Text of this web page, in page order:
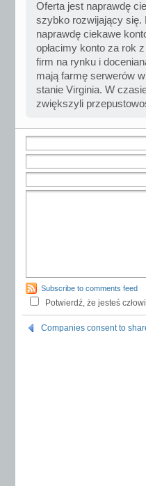
Oferta jest naprawdę
szybko rozwijający się.
naprawdę ciekawe
opłacimy konto za rok
firm na rynku i
mają farmę serwerów
stanie Virginia. W
zwiększyli
Subscribe to comments feed
Potwierdź, że jesteś
Companies consent to